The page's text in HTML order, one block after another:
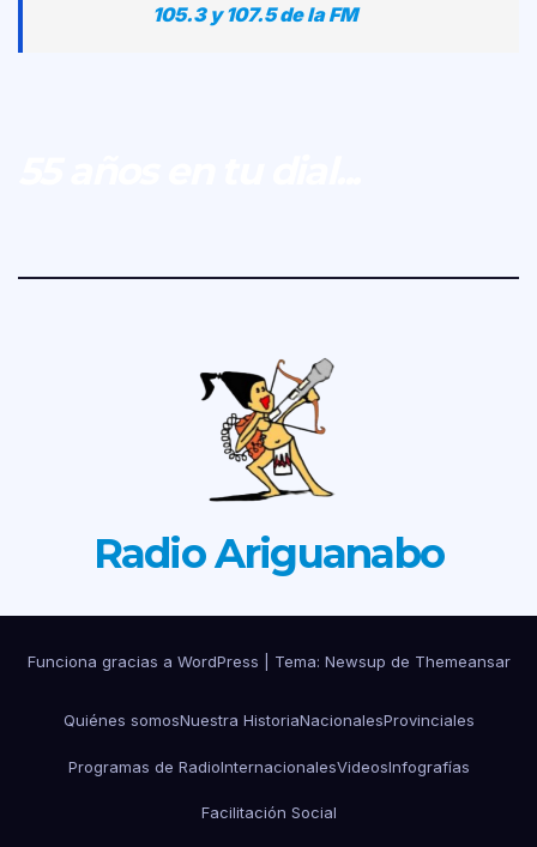
105.3 y 107.5 de la FM
Radio Ariguanabo
Funciona gracias a WordPress Tema: Newsup de Themeansar
Quiénes somosNuestra HistoriaNacionalesProvinciales
Programas de RadioInternacionalesVideosInfografías
Facilitación Social